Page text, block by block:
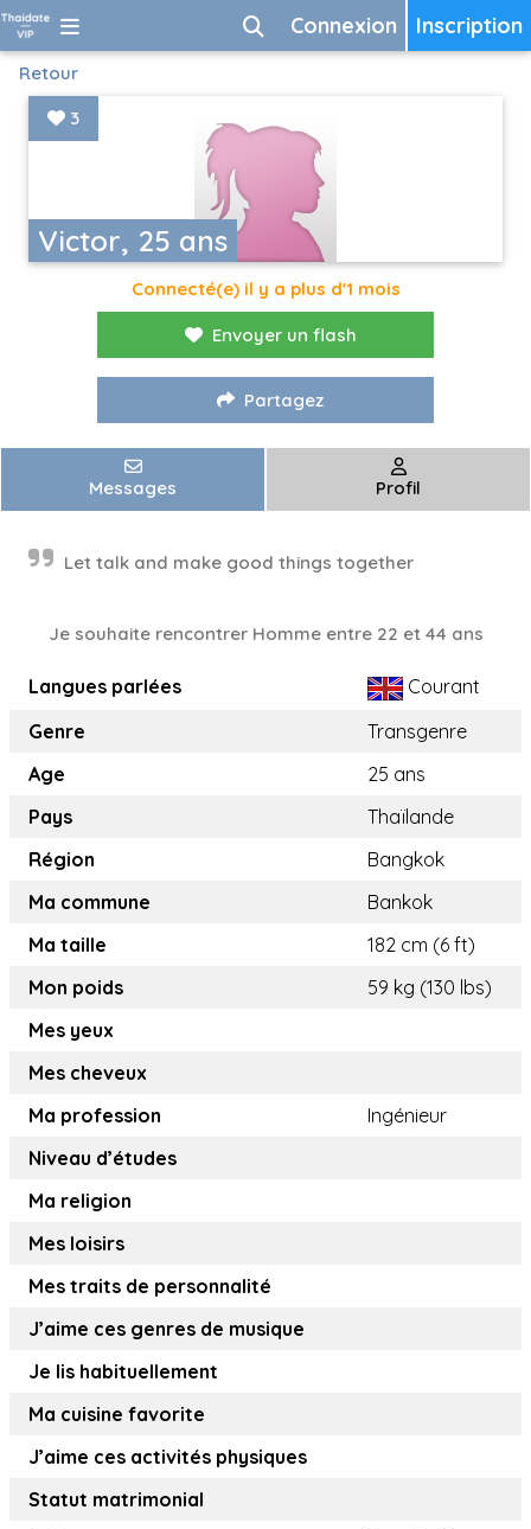
Inscription
Connexion
Retour
Victor, 25 ans
3
Connecté(e) il y a plus d'1 mois
Envoyer un flash
Partagez
Messages Profil
Let talk and make good things together
Je souhaite rencontrer Homme entre 22 et 44 ans
Langues parlées
Courant
Genre
Transgenre
Age
25 ans
Pays
Thaïlande
Région
Bangkok
Ma commune
Bankok
Ma taille
182 cm (6 ft)
Mon poids
59 kg (130 lbs)
Mes yeux
Mes cheveux
Ma profession
Ingénieur
Niveau d’études
Ma religion
Mes loisirs
Mes traits de personnalité
J’aime ces genres de musique
Je lis habituellement
Ma cuisine favorite
J’aime ces activités physiques
Statut matrimonial